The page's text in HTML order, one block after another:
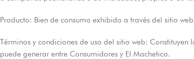
Producto: Bien de consumo exhibido a través del sitio
Términos y condiciones de uso del sitio web:
puede generar entre Consumidores y El Machetico.